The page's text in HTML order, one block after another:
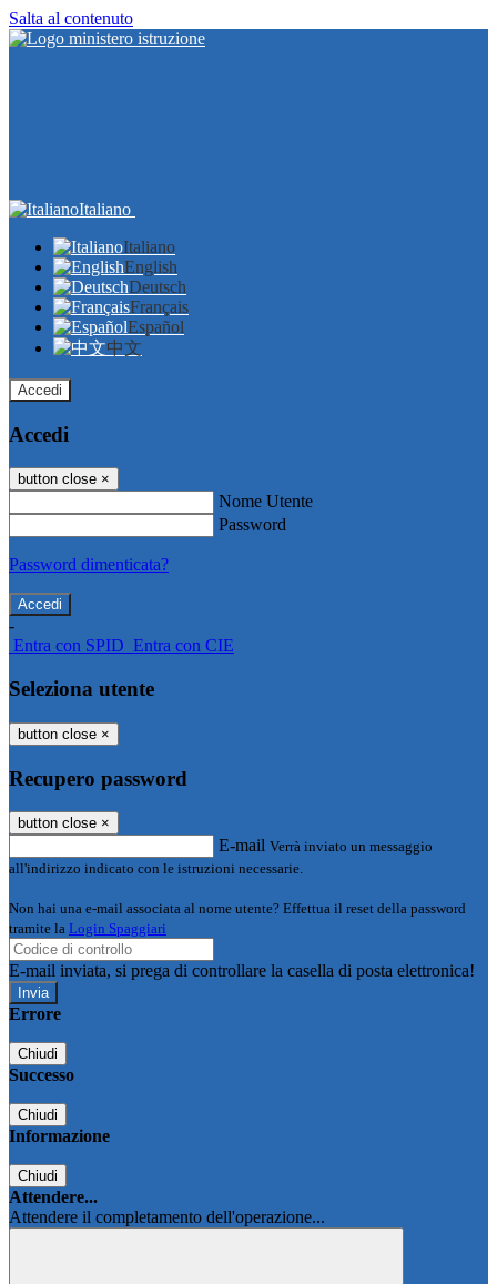
Salta al contenuto
Italiano
Italiano
English
Deutsch
Français
Español
中文
Accedi
Accedi
button close ×
Nome Utente
Password
Password dimenticata?
-
Entra con SPID Entra con CIE
Seleziona utente
button close ×
Recupero password
button close ×
E-mail Verrà inviato un messaggio
all'indirizzo indicato con le istruzioni necessarie.
Non hai una e-mail associata al nome utente? Effettua il reset della password
tramite la Login Spaggiari
E-mail inviata, si prega di controllare la casella di posta elettronica!
Errore
Chiudi
Successo
Chiudi
Informazione
Chiudi
Attendere...
Attendere il completamento dell'operazione...